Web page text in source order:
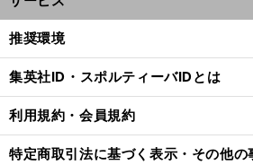
推奨環境
集英社ID・スポルティーバIDとは
利用規約・会員規約
特定商取引法に基づく表示・その他の